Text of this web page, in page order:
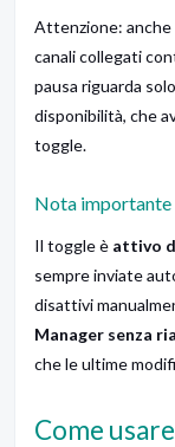
Attenzione: anche
canali collegati
pausa riguarda
disponibilità, che
toggle.
Nota importante
Il toggle è attivo
sempre inviate
disattivi
Manager senza
che le ultime
Come